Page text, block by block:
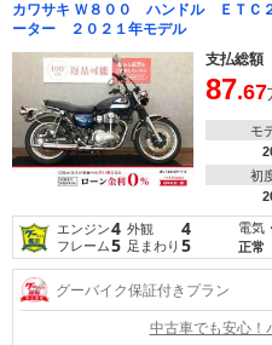
カワサキ Ｗ８００ ハンドル ＥＴＣ
ーター ２０２１年モデル
支払総額
87.67
モ
初
エンジン4 外観 4
フレーム5 足まわり 5
電気
正常
グーバイク保証付きプラン
中古車でも安心！